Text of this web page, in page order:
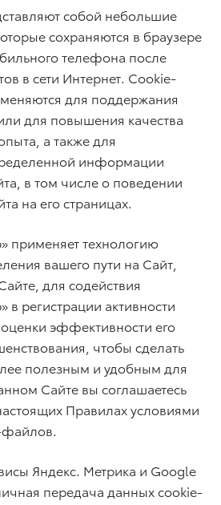
собой небольшие
сохраняются в браузере
телефона после
в сети Интернет. Cookie-
для поддержания
для повышения качества
а также для
информации
в том числе о поведении
на его страницах.
применяет технологию
вашего пути на Сайт,
для содействия
регистрации активности
эффективности его
чтобы сделать
полезным и удобным для
Сайте вы соглашаетесь
Правилах условиями
Яндекс. Метрика и Google
передача данных cookie-